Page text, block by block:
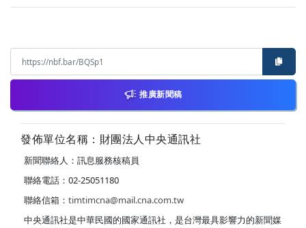
推廣新聞稿
發佈單位名稱：財團法人中央通訊社
新聞聯絡人：訊息服務核稿員
聯絡電話：02-25051180
聯絡信箱： timtimcna@mail.cna.com.tw
中央通訊社是中華民國的國家通訊社，是台灣最具影響力的新聞媒